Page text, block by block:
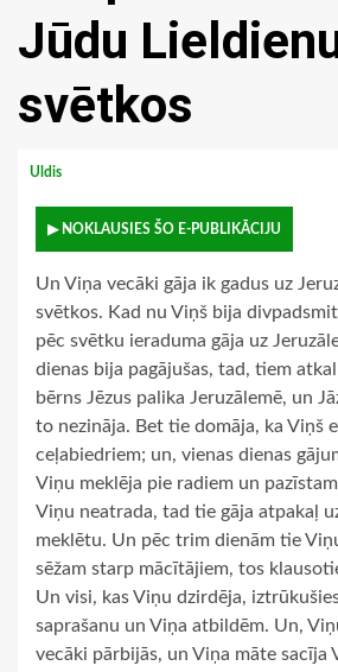
Jūdu
svētkos
Uldis
▶ NOKLAUSIES ŠO E-PUBLIKĀCIJU
Un Viņa vecāki gāja ik gadus uz
svētkos. Kad nu Viņš bija
pēc svētku ieraduma gāja uz
dienas bija pagājušas, tad, tiem
bērns Jēzus palika Jeruzālemē, un
to nezināja. Bet tie domāja, ka Viņš
ceļabiedriem; un, vienas dienas
Viņu meklēja pie radiem un
Viņu neatrada, tad tie gāja atpakaļ
meklētu. Un pēc trim dienām tie
sēžam starp mācītājiem, tos
Un visi, kas Viņu dzirdēja,
saprašanu un Viņa atbildēm. Un,
vecāki pārbijās, un Viņa māte sacīja